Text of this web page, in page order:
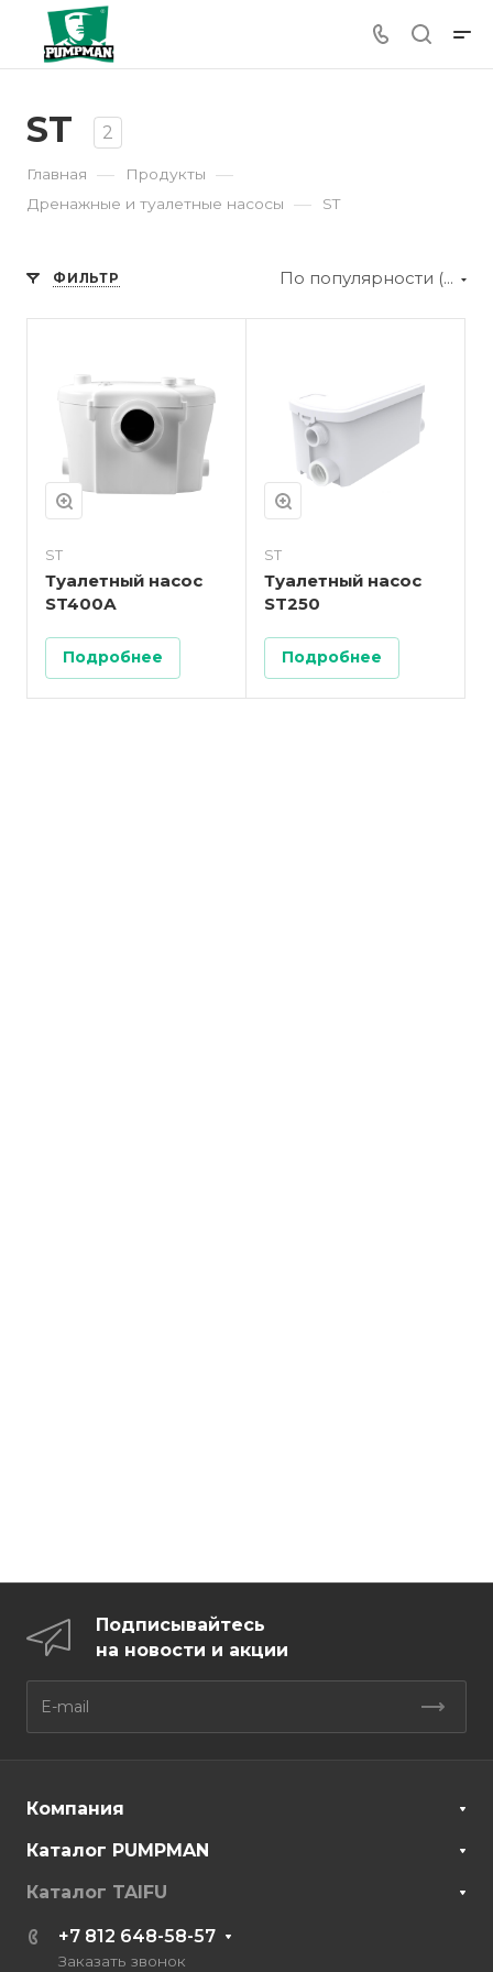
ST 2
Главная — Продукты —
Дренажные и туалетные насосы — ST
ФИЛЬТР По популярности (убывание)
ST
Туалетный насос
ST400А
Подробнее
ST
Туалетный насос
ST250
Подробнее
Подписывайтесь
на новости и акции
Компания
Каталог PUMPMAN
Каталог TAIFU
+7 812 648-58-57
Заказать звонок